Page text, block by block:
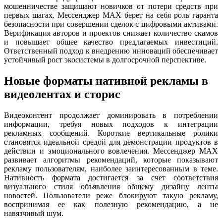
мошенничестве защищают новичков от потери средств при
первых шагах. Мессенджер MAX берет на себя роль гаранта
безопасности при совершении сделок с цифровыми активами.
Верификация авторов и проектов снижает количество скамов
и повышает общее качество предлагаемых инвестиций.
Ответственный подход к внедрению инноваций обеспечивает
устойчивый рост экосистемы в долгосрочной перспективе.
Новые форматы нативной рекламы в
видеолентах и сторис
Видеоконтент продолжает доминировать в потреблении
информации, требуя новых подходов к интеграции
рекламных сообщений. Короткие вертикальные ролики
становятся идеальной средой для демонстрации продуктов в
действии и эмоционального вовлечения. Мессенджер MAX
развивает алгоритмы рекомендаций, которые показывают
рекламу пользователям, наиболее заинтересованным в теме.
Нативность формата достигается за счет соответствия
визуального стиля объявления общему дизайну ленты
новостей. Пользователи реже блокируют такую рекламу,
воспринимая ее как полезную рекомендацию, а не
навязчивый шум.